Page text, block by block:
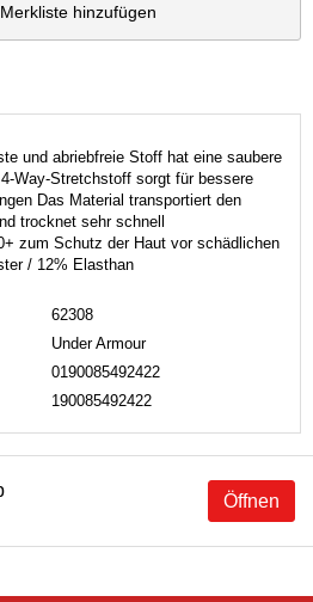
hinzufügen
und abriebfreie Stoff hat eine saubere
Way-Stretchstoff sorgt für bessere
Das Material transportiert den
trocknet sehr schnell
zum Schutz der Haut vor schädlichen
/ 12% Elasthan
62308
Under Armour
0190085492422
190085492422
Öffnen